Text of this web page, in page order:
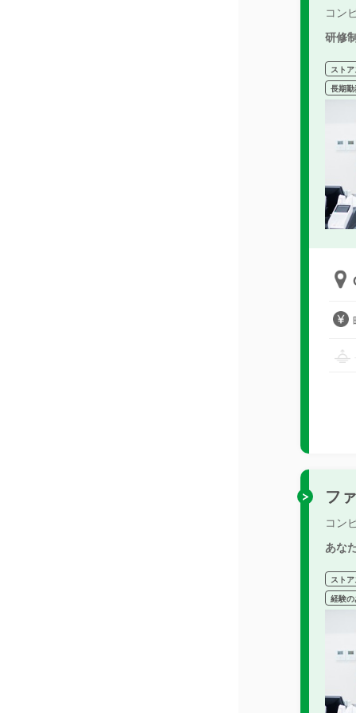
コン
研修
スト
長期
フ
コン
あな
スト
経験